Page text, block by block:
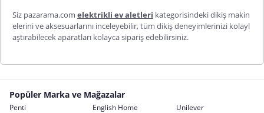
Siz pazarama.com elektrikli ev aletleri kategorisindeki dikiş makin
elerini ve aksesuarlarını inceleyebilir, tüm dikiş deneyimlerinizi kolayl
aştırabilecek aparatları kolayca sipariş edebilirsiniz.
Popüler Marka ve Mağazalar
Penti English Home
Unilever